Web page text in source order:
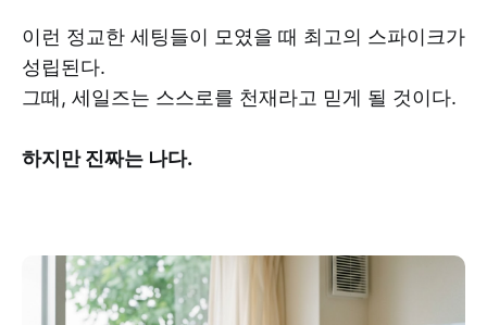
이런 정교한 세팅들이 모였을 때 최고의 스파이크가
성립된다.
그때, 세일즈는 스스로를 천재라고 믿게 될 것이다.
하지만 진짜는 나다.